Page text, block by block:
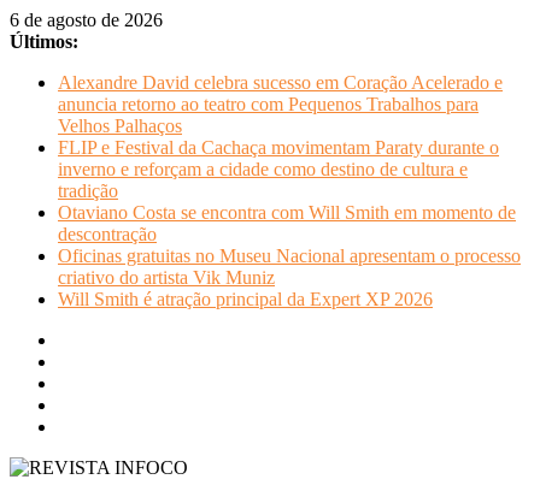
Pular
para
conteúdo
6 de agosto de 2026
Últimos:
Alexandre David celebra sucesso em Coração Acelerado e
anuncia retorno ao teatro com Pequenos Trabalhos para
Velhos Palhaços
FLIP e Festival da Cachaça movimentam Paraty durante o
inverno e reforçam a cidade como destino de cultura e
tradição
Otaviano Costa se encontra com Will Smith em momento de
descontração
Oficinas gratuitas no Museu Nacional apresentam o processo
criativo do artista Vik Muniz
Will Smith é atração principal da Expert XP 2026